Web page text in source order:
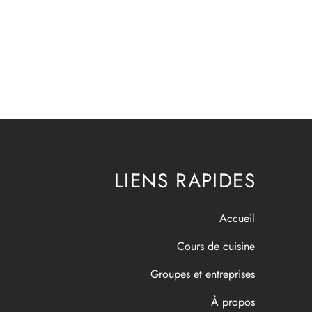
LIENS RAPIDES
Accueil
Cours de cuisine
Groupes et entreprises
À propos